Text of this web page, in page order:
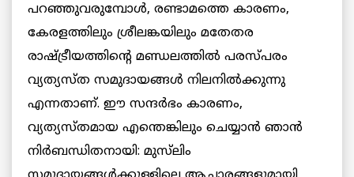
പറഞ്ഞുവരുമ്പോൾ, രണ്ടാമത്തെ കാരണം,
കേരളത്തിലും ശ്രീലങ്കയിലും മതേതര
രാഷ്ട്രീയത്തിന്റെ മണ്ഡലത്തിൽ പരസ്പരം
വ്യത്യസ്ത സമുദായങ്ങൾ നിലനിൽക്കുന്നു
എന്നതാണ്. ഈ സന്ദർഭം കാരണം,
വ്യത്യസ്തമായ എന്തെങ്കിലും ചെയ്യാൻ ഞാൻ
നിർബന്ധിതനായി: മുസ്‌ലിം